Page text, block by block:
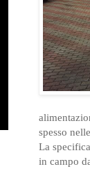
spesso
La
in campo